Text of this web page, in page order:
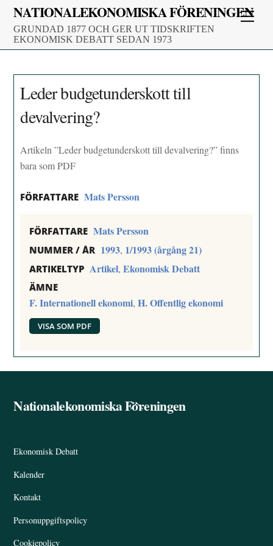
Skip
content
NATIONALEKONOMISKA FÖRENINGEN
GRUNDAD 1877 OCH GER UT TIDSKRIFTEN
EKONOMISK DEBATT SEDAN 1973
Leder budgetunderskott till
devalvering?
Artikeln ”Leder budgetunderskott till devalvering?” finns
bara som PDF
FÖRFATTARE Mats Persson
FÖRFATTARE Mats Persson
NUMMER / ÅR 1993, 1/1993 (årgång 21)
ARTIKELTYP Artikel,Ekonomisk Debatt
ÄMNE
F. Internationell ekonomi,H. Offentlig ekonomi
VISA SOM PDF
Back
Nationalekonomiska Föreningen
Ekonomisk Debatt
Kalender
Kontakt
Personuppgiftspolicy
Cookiepolicy